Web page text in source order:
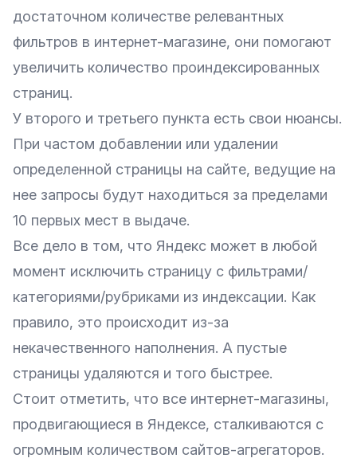
достаточном количестве релевантных
фильтров в интернет-магазине, они помогают
увеличить количество проиндексированных
страниц.
У второго и третьего пункта есть свои нюансы.
При частом добавлении или удалении
определенной страницы на сайте, ведущие на
нее запросы будут находиться за пределами
10 первых мест в выдаче.
Все дело в том, что Яндекс может в любой
момент исключить страницу с фильтрами/
категориями/рубриками из индексации. Как
правило, это происходит из-за
некачественного наполнения. А пустые
страницы удаляются и того быстрее.
Стоит отметить, что все интернет-магазины,
продвигающиеся в Яндексе, сталкиваются с
огромным количеством сайтов-агрегаторов.